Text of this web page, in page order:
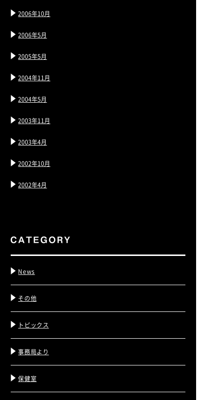
2006年10月
2006年5月
2005年5月
2004年11月
2004年5月
2003年11月
2003年4月
2002年10月
2002年4月
News
その他
トピックス
事務局より
保健室